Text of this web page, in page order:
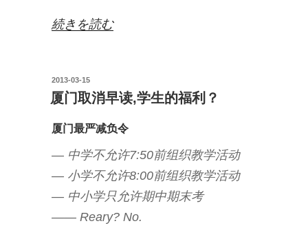
“唐
来
不
淡
続きを読む
投
稿
日:
2013-03-15
厦门取消早读,学生的福利？
厦门最严减负令
— 中学不允许7:50前组织教学活动
— 小学不允许8:00前组织教学活动
— 中小学只允许期中期末考
—— Reary? No.